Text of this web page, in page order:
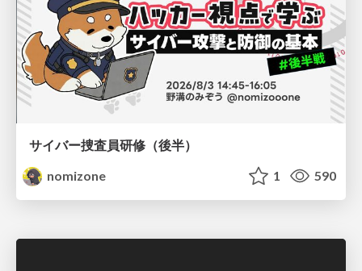
サイバー捜査員研修（後半）
nomizone
1 590